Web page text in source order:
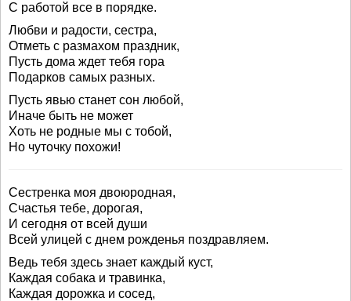
С работой все в порядке.
Любви и радости, сестра,
Отметь с размахом праздник,
Пусть дома ждет тебя гора
Подарков самых разных.
Пусть явью станет сон любой,
Иначе быть не может
Хоть не родные мы с тобой,
Но чуточку похожи!
Сестренка моя двоюродная,
Счастья тебе, дорогая,
И сегодня от всей души
Всей улицей с днем рожденья поздравляем.
Ведь тебя здесь знает каждый куст,
Каждая собака и травинка,
Каждая дорожка и сосед,